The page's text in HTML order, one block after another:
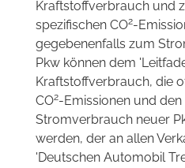
Kraftstoffverbrauch und
spezifischen CO2-
gegebenenfalls zum
Pkw können dem
Kraftstoffverbrauch, die
CO2-Emissionen und den
Stromverbrauch neuer
werden, der an allen
'Deutschen Automobil